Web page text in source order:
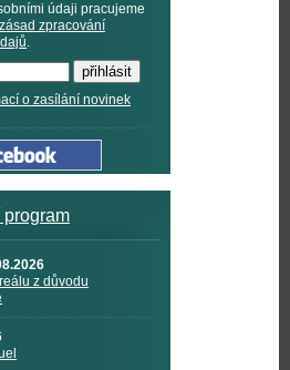
údaji pracujeme
zásad zpracování
.
o zasílání novinek
z důvodu